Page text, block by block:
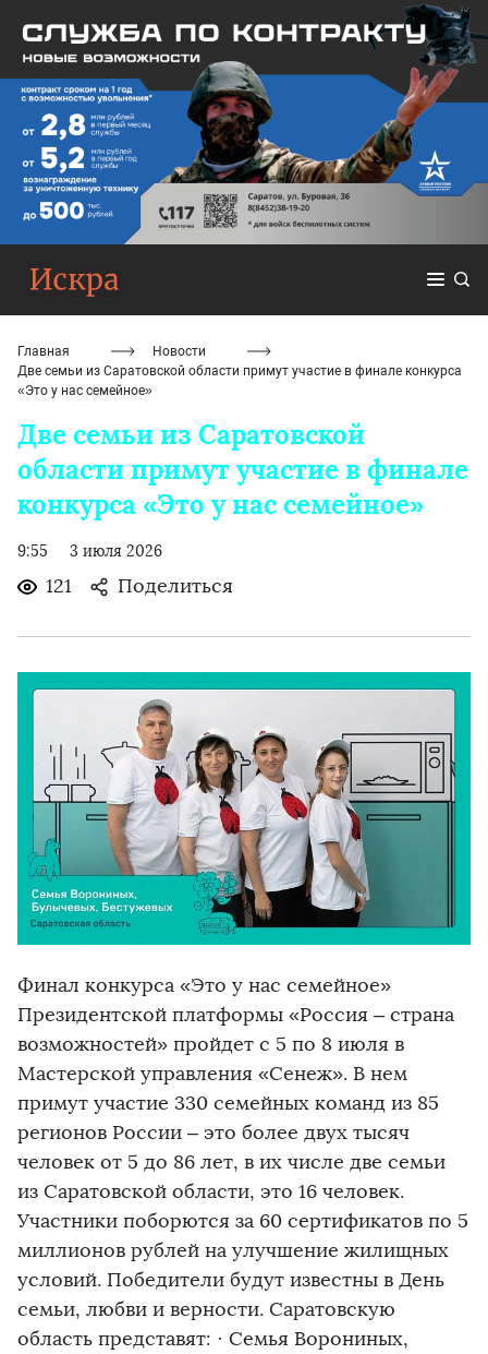
Главная
Новости
Две семьи из Саратовской области примут участие в финале конкурса
«Это у нас семейное»
Две семьи из Саратовской
области примут участие в финале
конкурса «Это у нас семейное»
9:55 3 июля 2026
121 Поделиться
Финал конкурса «Это у нас семейное»
Президентской платформы «Россия – страна
возможностей» пройдет с 5 по 8 июля в
Мастерской управления «Сенеж». В нем
примут участие 330 семейных команд из 85
регионов России – это более двух тысяч
человек от 5 до 86 лет, в их числе две семьи
из Саратовской области, это 16 человек.
Участники поборются за 60 сертификатов по 5
миллионов рублей на улучшение жилищных
условий. Победители будут известны в День
семьи, любви и верности. Саратовскую
область представят: · Семья Ворониных,